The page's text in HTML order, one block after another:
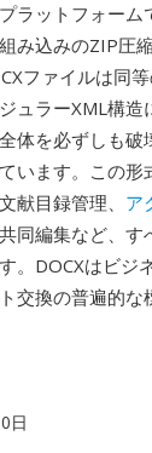
ラットフォーム
み込みのZIP圧
ファイルは同
ュラーXML構造
体を必ずしも破
います。この形
献目録管理、 ア
同編集など、
。DOCXはビジ
交換の普遍的な
日